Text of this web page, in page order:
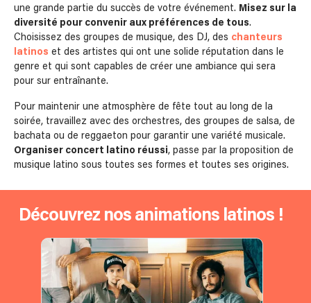
une grande partie du succès de votre événement. Misez sur la
diversité pour convenir aux préférences de tous.
Choisissez des groupes de musique, des DJ, des chanteurs
latinos et des artistes qui ont une solide réputation dans le
genre et qui sont capables de créer une ambiance qui sera
pour sur entraînante.
Pour maintenir une atmosphère de fête tout au long de la
soirée, travaillez avec des orchestres, des groupes de salsa, de
bachata ou de reggaeton pour garantir une variété musicale.
Organiser concert latino réussi, passe par la proposition de
musique latino sous toutes ses formes et toutes ses origines.
Découvrez nos animations latinos !